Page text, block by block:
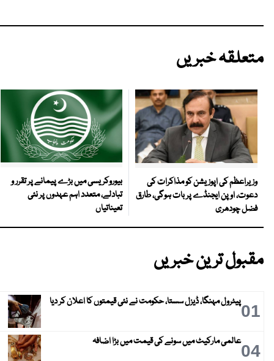
متعلقہ خبریں
وزیراعظم کی اپوزیشن کو مذاکرات کی
دعوت، اوپن ایجنڈے پر بات ہوگی، طارق
فضل چودھری
بیوروکریسی میں بڑے پیمانے پر تقرر و
تبادلے، متعدد اہم عہدوں پر نئی
تعیناتیاں
مقبول ترین خبریں
01پیٹرول مہنگا، ڈیزل سستا، حکومت نے نئی قیمتوں کا اعلان کر دیا
04عالمی مارکیٹ میں سونے کی قیمت میں بڑا اضافہ